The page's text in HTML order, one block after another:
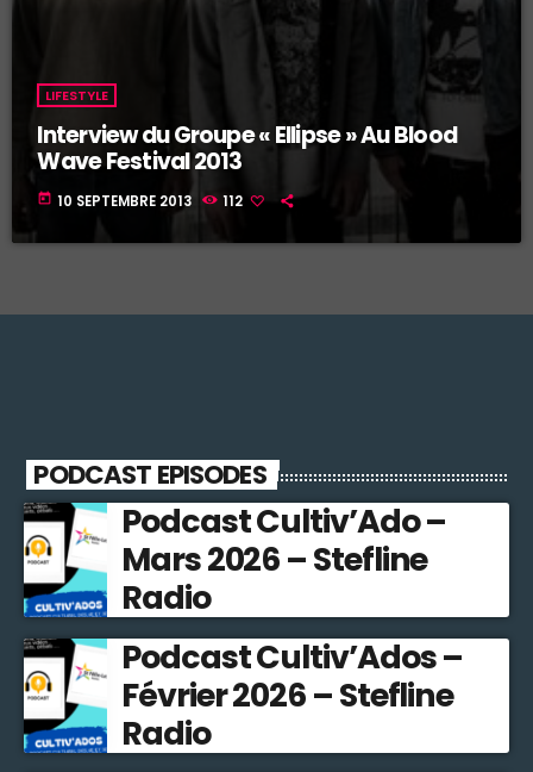
LIFESTYLE
Interview du Groupe « Ellipse » Au Blood
Wave Festival 2013
today 10 SEPTEMBRE 2013 112
PODCAST EPISODES
Podcast Cultiv’Ado –
Mars 2026 – Stefline
Radio
Podcast Cultiv’Ados –
Février 2026 – Stefline
Radio